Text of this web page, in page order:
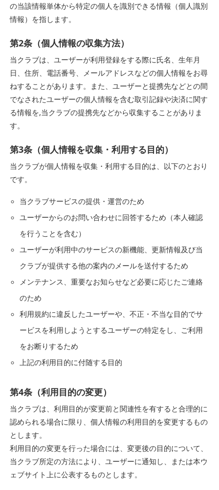
の当該情報単体から特定の個人を識別できる情報（個人識別
情報）を指します。
第2条（個人情報の収集方法）
当クラブは、ユーザーが利用登録をする際に氏名、生年月
日、住所、電話番号、メールアドレスなどの個人情報をお尋
ねすることがあります。また、ユーザーと提携先などとの間
でなされたユーザーの個人情報を含む取引記録や決済に関す
る情報を,当クラブの提携先などから収集することがありま
す。
第3条（個人情報を収集・利用する目的）
当クラブが個人情報を収集・利用する目的は、以下のとおり
です。
当クラブサービスの提供・運営のため
ユーザーからのお問い合わせに回答するため（本人確認
を行うことを含む）
ユーザーが利用中のサービスの新機能、更新情報及び当
クラブが提供する他の案内のメールを送付するため
メンテナンス、重要なお知らせなど必要に応じたご連絡
のため
利用規約に違反したユーザーや、不正・不当な目的でサ
ービスを利用しようとするユーザーの特定をし、ご利用
をお断りするため
上記の利用目的に付随する目的
第4条（利用目的の変更）
当クラブは、利用目的が変更前と関連性を有すると合理的に
認められる場合に限り、個人情報の利用目的を変更するもの
とします。
利用目的の変更を行った場合には、変更後の目的について、
当クラブ所定の方法により、ユーザーに通知し、または本ウ
ェブサイト上に公表するものとします。